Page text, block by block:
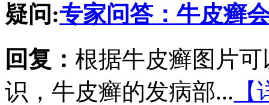
疑问:专家问答：牛皮癣
回复： 根据牛皮癣图片
识，牛皮癣的发病部...